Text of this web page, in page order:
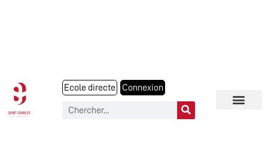
Ecole directe Connexion